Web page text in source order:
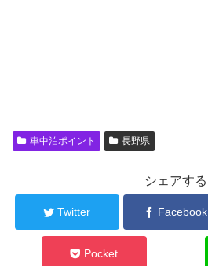
車中泊ポイント 長野県
シェアする
Twitter Facebook
Pocket